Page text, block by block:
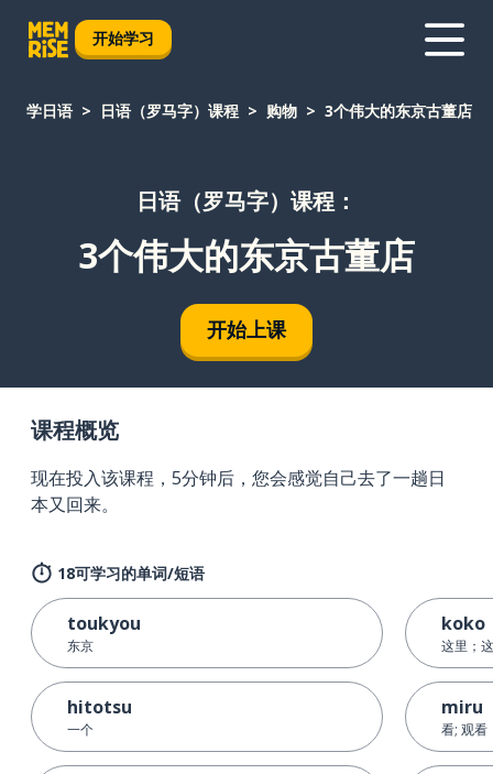
开始学习
学日语 日语（罗马字）课程 购物 3个伟大的东京古董店
日语（罗马字）课程：
3个伟大的东京古董店
开始上课
课程概览
现在投入该课程，5分钟后，您会感觉自己去了一趟日
本又回来。
18可学习的单词/短语
toukyou
东京
hitotsu
一个
koko
这里；
miru
看; 观看